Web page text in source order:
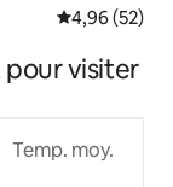
Évaluation
4,96 (52)
visiter
Temp. moy.